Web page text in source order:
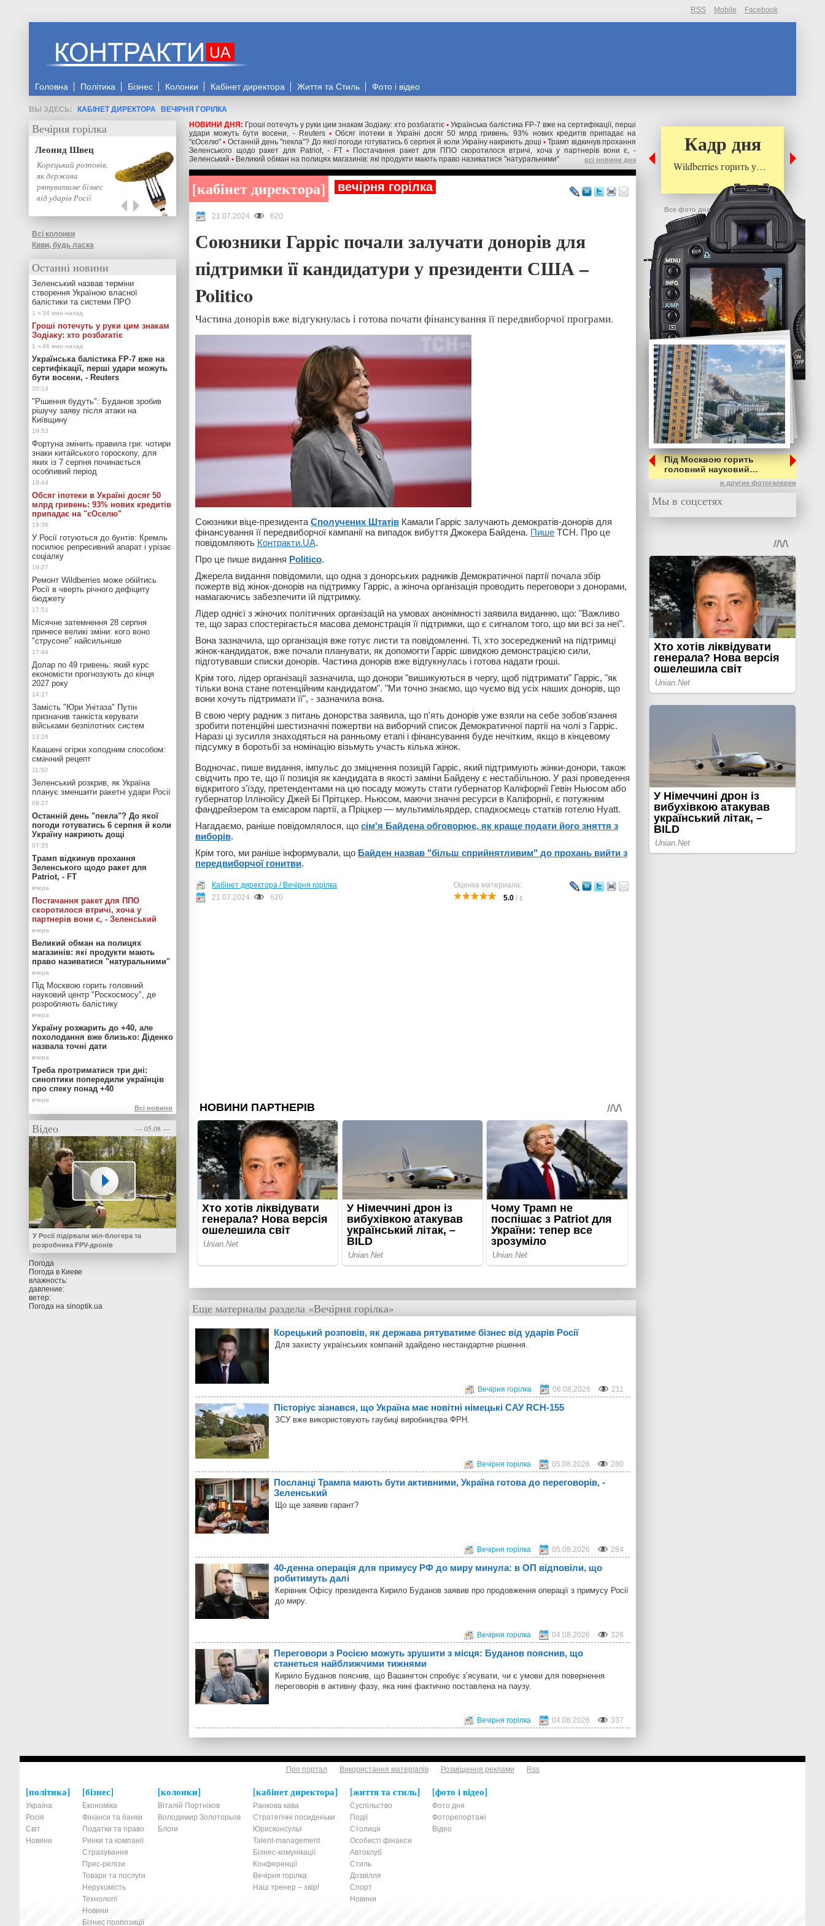
RSS Mobile Facebook
Головна Політика Бізнес Колонки Кабінет директора Життя та Стиль Фото і відео
КАБІНЕТ ДИРЕКТОРА
ВЕЧІРНЯ ГОРІЛКА
НОВИНИ ДНЯ: Гроші потечуть у руки цим знакам Зодіаку: хто розбагатіє • Українська балістика FP-7 вже на сертифікації, перші
удари можуть бути восени, - Reuters • Обсяг іпотеки в Україні досяг 50 млрд гривень: 93% нових кредитів припадає на
"єОселю" • Останній день "пекла"? До якої погоди готуватись 6 серпня й коли Україну накриють дощі • Трамп відкинув прохання
Зеленського щодо ракет для Patriot, - FT •
Постачання ракет для ППО скоротилося втричі, хоча у партнерів вони є, -
Зеленський • Великий обман на полицях магазинів: які продукти мають право називатися "натуральними" всі новини дня
кабінет директора вечірня горілка
21.07.2024 620
Союзники Гарріс почали залучати донорів для
підтримки її кандидатури у президенти США –
Politico
Частина донорів вже відгукнулась і готова почати фінансування її передвиборчої програми.
Союзники віце-президента Сполучених Штатів Камали Гарріс залучають демократів-донорів для
фінансування її передвиборчої кампанії на випадок вибуття Джокера Байдена. Пише ТСН. Про це
повідомляють Контракти.UA.
Про це пише видання Politico.
Джерела видання повідомили, що одна з донорських радників Демократичної партії почала збір
пожертв від жінок-донорів на підтримку Гарріс, а жіноча організація проводить переговори з донорами,
намагаючись забезпечити їй підтримку.
Лідер однієї з жіночих політичних організацій на умовах анонімності заявила виданню, що: "Важливо
те, що зараз спостерігається масова демонстрація її підтримки, що є сигналом того, що ми всі за неї".
Вона зазначила, що організація вже готує листи та повідомленні. Ті, хто зосереджений на підтримці
жінок-кандидаток, вже почали планувати, як допомогти Гарріс швидкою демонстрацією сили,
підготувавши списки донорів. Частина донорів вже відгукнулась і готова надати гроші.
Крім того, лідер організації зазначила, що донори "вишикуються в чергу, щоб підтримати" Гарріс, "як
тільки вона стане потенційним кандидатом". "Ми точно знаємо, що чуємо від усіх наших донорів, що
вони хочуть підтримати її", - зазначила вона.
В свою чергу радник з питань донорства заявила, що п'ять донорів уже взяли на себе зобов'язання
зробити потенційні шестизначні пожертви на виборчий список Демократичної партії на чолі з Гарріс.
Наразі ці зусилля знаходяться на ранньому етапі і фінансування буде нечітким, якщо в кінцевому
підсумку в боротьбі за номінацію візьмуть участь кілька жінок.
Водночас, пише видання, імпульс до зміцнення позицій Гарріс, який підтримують жінки-донори, також
свідчить про те, що її позиція як кандидата в якості заміни Байдену є нестабільною. У разі проведення
відкритого з'їзду, претендентами на цю посаду можуть стати губернатор Каліфорнії Гевін Ньюсом або
губернатор Іллінойсу Джей Бі Прітцкер. Ньюсом, маючи значні ресурси в Каліфорнії, є потужним
фандрейзером та емісаром партії, а Пріцкер — мультимільярдер, спадкоємець статків готелю Hyatt.
Нагадаємо, раніше повідомлялося, що сім'я Байдена обговорює, як краще подати його зняття з
виборів.
Крім того, ми раніше інформували, що Байден назвав "більш сприйнятливим" до прохань вийти з
передвиборчої гонитви.
Оценка материала:
5.0 / 1
Кабінет директора / Вечірня горілка
21.07.2024
620
Еще материалы раздела «Вечірня горілка»
Корецький розповів, як держава рятуватиме бізнес від ударів Росії
Для захисту українських компаній здайдено нестандартне рішення.
Вечірня горілка 06.08.2026 211
Пісторіус зізнався, що Україна має новітні німецькі САУ RCH-155
ЗСУ вже використовують гаубиці виробництва ФРН.
Вечірня горілка 05.08.2026 280
Посланці Трампа мають бути активними, Україна готова до переговорів, -
Зеленський
Що ще заявив гарант?
Вечірня горілка 05.08.2026 284
40-денна операція для примусу РФ до миру минула: в ОП відповіли, що
робитимуть далі
Керівник Офісу президента Кирило Буданов заявив про продовження операції з примусу Росії
до миру.
Вечірня горілка 04.08.2026 326
Переговори з Росією можуть зрушити з місця: Буданов пояснив, що
станеться найближчими тижнями
Кирило Буданов пояснив, що Вашингтон спробує з’ясувати, чи є умови для повернення
переговорів в активну фазу, яка нині фактично поставлена на паузу.
Вечірня горілка 04.08.2026 337
Вечірня горілка
Леонид Швец
Корецький розповів,
як держава
рятуватиме бізнес
від ударів Росії
Всі колонки
Квви, будь ласка
Останні новини
Зеленський назвав терміни
створення Україною власної
балістики та системи ПРО
Гроші потечуть у руки цим знакам
Зодіаку: хто розбагатіє
Українська балістика FP-7 вже на
сертифікації, перші удари можуть
бути восени, - Reuters
"Рішення будуть": Буданов зробив
рішучу заяву після атаки на
Київщину
Фортуна змінить правила гри: чотири
знаки китайського гороскопу, для
яких із 7 серпня починається
особливий період
Обсяг іпотеки в Україні досяг 50
млрд гривень: 93% нових кредитів
припадає на "єОселю"
У Росії готуються до бунтів: Кремль
посилює репресивний апарат і урізає
соціалку
Ремонт Wildberries може обійтись
Росії в чверть річного дефіциту
бюджету
Місячне затемнення 28 серпня
принесе великі зміни: кого воно
"струсоне" найсильніше
Долар по 49 гривень: який курс
економісти прогнозують до кінця
2027 року
Замість "Юри Унітаза" Путін
призначив танкіста керувати
військами безпілотних систем
Квашені огірки холодним способом:
смачний рецепт
Зеленський розкрив, як Україна
планує зменшити ракетні удари Росії
Останній день "пекла"? До якої
погоди готуватись 6 серпня й коли
Україну накриють дощі
Трамп відкинув прохання
Зеленського щодо ракет для
Patriot, - FT
Постачання ракет для ППО
скоротилося втричі, хоча у
партнерів вони є, - Зеленський
Великий обман на полицях
магазинів: які продукти мають
право називатися "натуральними"
Під Москвою горить головний
науковий центр "Роскосмосу", де
розробляють балістику
Україну розжарить до +40, але
похолодання вже близько: Діденко
назвала точні дати
Треба протриматися три дні:
синоптики попередили українців
про спеку понад +40
Всі новини
Відео — 05.08 —
У Росії підірвали міл-блогера та
розробника FPV-дронів
Погода
Погода в Киеве
влажность:
давление:
ветер:
Погода на sinoptik.ua
Кадр дня
Wildberries горить у…
Все фото дня
Під Москвою горить
головний науковий…
и другие фотогалереи
Мы в соцсетях
Про портал Використання матеріалів Розміщення реклами Rss
політика
Україна
Росія
Світ
Новини
бізнес
Економіка
Фінанси та банки
Податки та право
Ринки та компанії
Страхування
Прес-релізи
Товари та послуги
Нерухомість
Технології
Новини
Бізнес пропозиції
колонки
Віталій Портніков
Володимир Золоторьов
Блоги
кабінет директора
Ранкова кава
Стратегічні посиденьки
Юрисконсульт
Talent-management
Бізнес-комунікації
Конференції
Вечірня горілка
Наш тренер – звір!
життя та стиль
Суспільство
Події
Столиця
Особисті фінанси
Автоклуб
Стиль
Дозвілля
Спорт
Новини
фото і відео
Фото дня
Фоторепортажі
Відео